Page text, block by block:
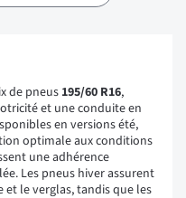
de pneus 195/60 R16,
et une conduite en
en versions été,
optimale aux conditions
une adhérence
Les pneus hiver assurent
le verglas, tandis que les